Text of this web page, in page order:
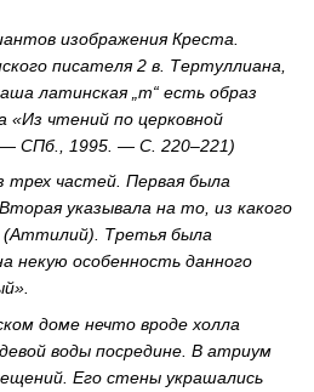
изображения Креста.
писателя 2 в. Тертуллиана,
латинская „т“ есть образ
«Из чтений по церковной
— СПб., 1995. — С. 220–221)
трех частей. Первая была
указывала на то, из какого
(Аттилий). Третья была
некую особенность данного
доме нечто вроде холла
воды посредине. В атриум
Его стены украшались